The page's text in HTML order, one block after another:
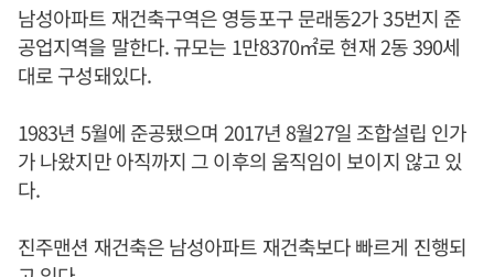
남성아파트 재건축구역은 영등포구 문래동2가 35번지 준
공업지역을 말한다. 규모는 1만8370㎡로 현재 2동 390세
대로 구성돼있다.
1983년 5월에 준공됐으며 2017년 8월27일 조합설립 인가
가 나왔지만 아직까지 그 이후의 움직임이 보이지 않고 있
다.
진주맨션 재건축은 남성아파트 재건축보다 빠르게 진행되